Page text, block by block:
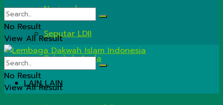
Nasional
Seputar LDII
Tahukah Anda
LAIN LAIN
No Result
View All Result
No Result
View All Result